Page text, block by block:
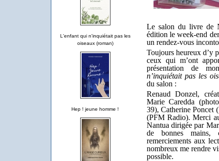
L'enfant qui n'inquiétait pas les
oiseaux (roman)
Hep ! jeune homme !
Le salon du livre de
édition le week-end
un rendez-vous
Toujours heureux d’y
ceux qui m’ont
présentation de
n’inquiétait pas les
du salon :
Renaud Donzel,
Marie Caredda
39), Catherine Poncet
(PFM Radio). Merci
Nantua dirigée par
de bonnes mains,
remerciements aux
nombreux me rendre
possible.